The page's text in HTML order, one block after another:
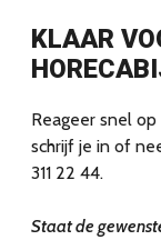
KLAAR
Reageer snel
schrijf je in of
311 22 44.
Staat de